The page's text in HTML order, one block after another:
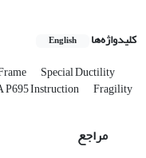
کلیدواژه‌ها English
Special Ductility
P695 Instruction Fragility
مراجع